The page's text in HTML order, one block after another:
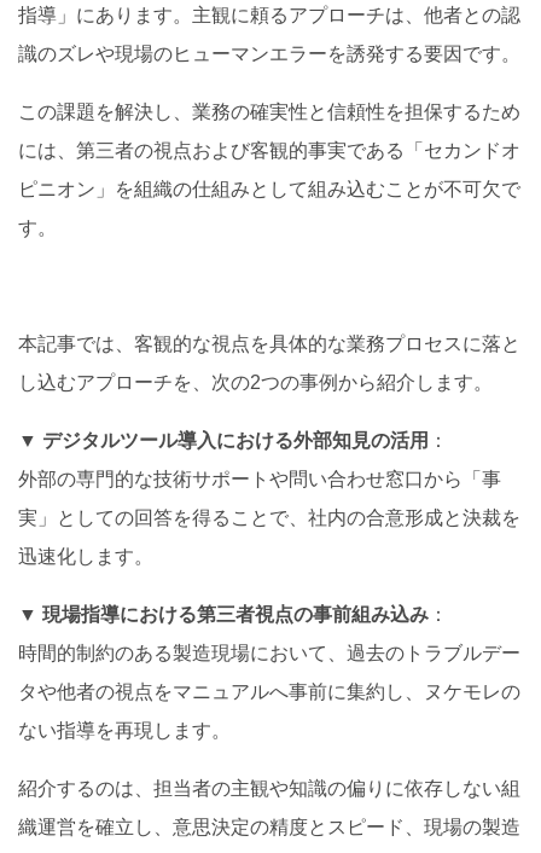
指導」にあります。主観に頼るアプローチは、他者との認
識のズレや現場のヒューマンエラーを誘発する要因です。
この課題を解決し、業務の確実性と信頼性を担保するため
には、第三者の視点および客観的事実である「セカンドオ
ピニオン」を組織の仕組みとして組み込むことが不可欠で
す。
本記事では、客観的な視点を具体的な業務プロセスに落と
し込むアプローチを、次の2つの事例から紹介します。
▼ デジタルツール導入における外部知見の活用 ：
外部の専門的な技術サポートや問い合わせ窓口から「事
実」としての回答を得ることで、社内の合意形成と決裁を
迅速化します。
▼ 現場指導における第三者視点の事前組み込み ：
時間的制約のある製造現場において、過去のトラブルデー
タや他者の視点をマニュアルへ事前に集約し、ヌケモレの
ない指導を再現します。
紹介するのは、担当者の主観や知識の偏りに依存しない組
織運営を確立し、意思決定の精度とスピード、現場の製造